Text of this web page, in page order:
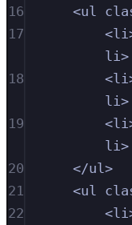
16
<ul
17
<li
li>
18
<li
li>
19
<li
li>
20
</ul>
21
<ul
22
<li